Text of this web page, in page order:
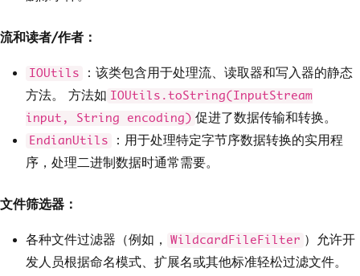
流和读者/作者：
IOUtils
：该类包含用于处理流、读取器和写入器的静态
方法。 方法如 IOUtils.toString(InputStream
input, String encoding) 促进了数据传输和转换。
EndianUtils
：用于处理特定字节序数据转换的实用程
序，处理二进制数据时通常需要。
文件筛选器：
各种文件过滤器（例如， WildcardFileFilter ）允许开
发人员根据命名模式、扩展名或其他标准轻松过滤文件。